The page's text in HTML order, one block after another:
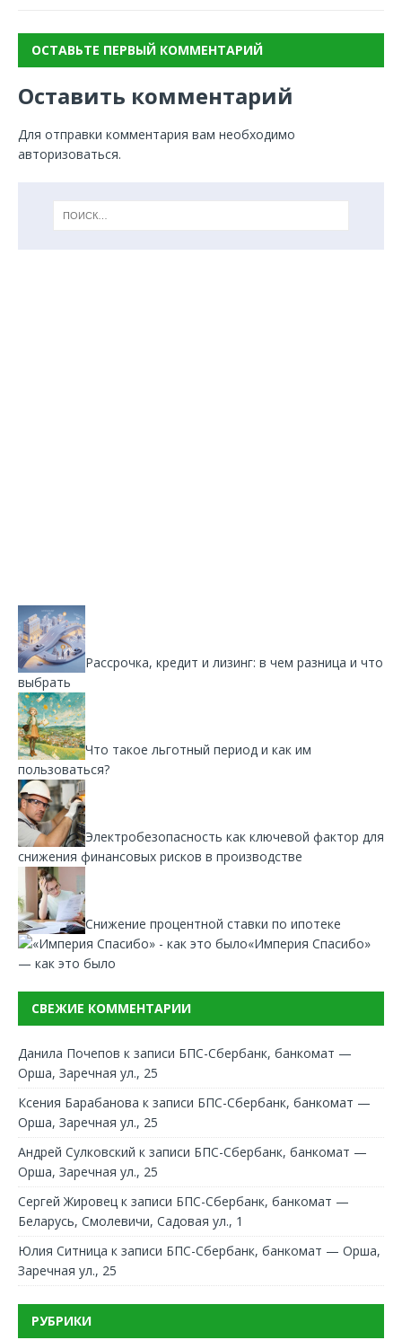
ОСТАВЬТЕ ПЕРВЫЙ КОММЕНТАРИЙ
Оставить комментарий
Для отправки комментария вам необходимо
авторизоваться.
Рассрочка, кредит и лизинг: в чем разница и что
выбрать
Что такое льготный период и как им
пользоваться?
Электробезопасность как ключевой фактор для
снижения финансовых рисков в производстве
Снижение процентной ставки по ипотеке
«Империя Спасибо»
— как это было
СВЕЖИЕ КОММЕНТАРИИ
Данила Почепов к записи БПС-Сбербанк, банкомат —
Орша, Заречная ул., 25
Ксения Барабанова к записи БПС-Сбербанк, банкомат —
Орша, Заречная ул., 25
Андрей Сулковский к записи БПС-Сбербанк, банкомат —
Орша, Заречная ул., 25
Сергей Жировец к записи БПС-Сбербанк, банкомат —
Беларусь, Смолевичи, Садовая ул., 1
Юлия Ситница к записи БПС-Сбербанк, банкомат — Орша,
Заречная ул., 25
РУБРИКИ